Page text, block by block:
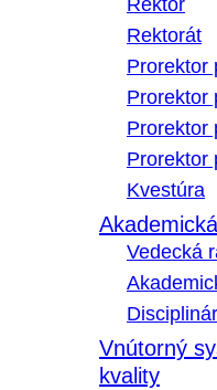
Rektor
Rektorát
Prorektor
Prorektor
Prorektor
Prorektor
Kvestúra
Vedecká
Vnútorný
kvality